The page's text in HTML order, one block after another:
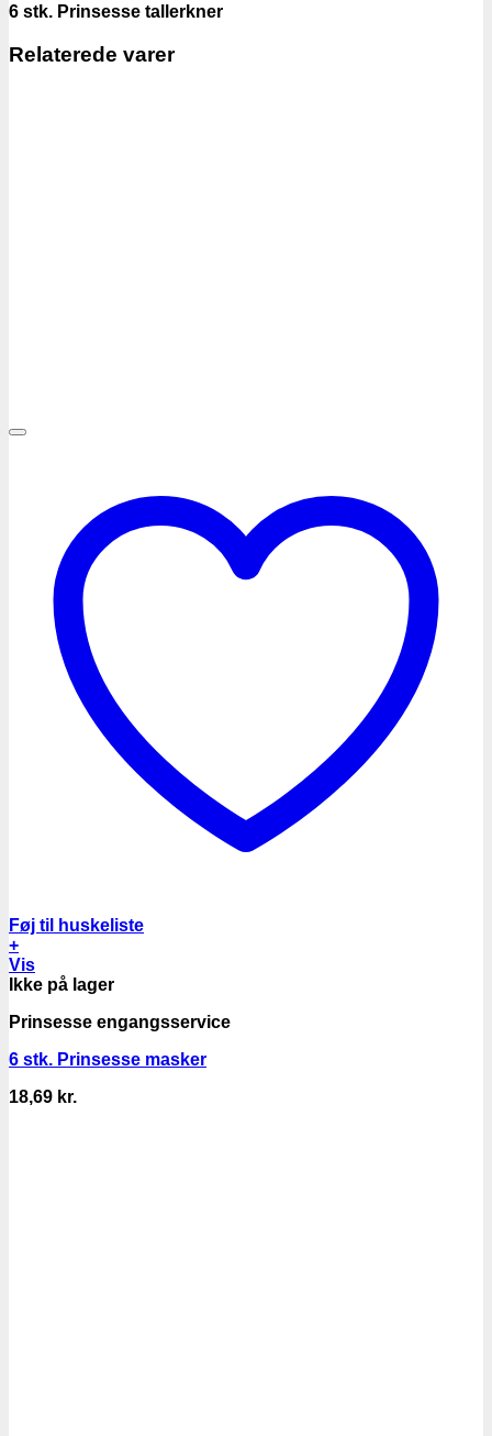
6 stk. Prinsesse tallerkner
Relaterede varer
Føj til huskeliste
+
Vis
Ikke på lager
Prinsesse engangsservice
6 stk. Prinsesse masker
18,69 kr.